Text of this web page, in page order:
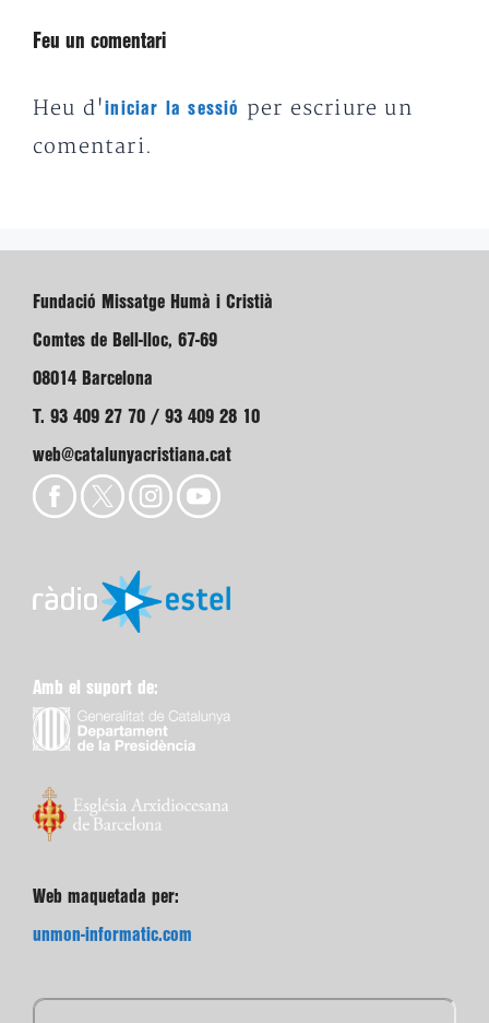
Feu un comentari
Heu d'iniciar la sessió
per escriure un
comentari.
Fundació Missatge Humà i Cristià
Comtes de Bell-lloc, 67-69
08014 Barcelona
T. 93 409 27 70 / 93 409 28 10
web@catalunyacristiana.cat
Amb el suport de:
Web maquetada per:
unmon-informatic.com